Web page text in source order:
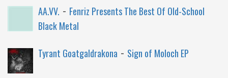
AA.VV. - Fenriz Presents The Best Of Old-School
Black Metal
Tyrant Goatgaldrakona - Sign of Moloch EP